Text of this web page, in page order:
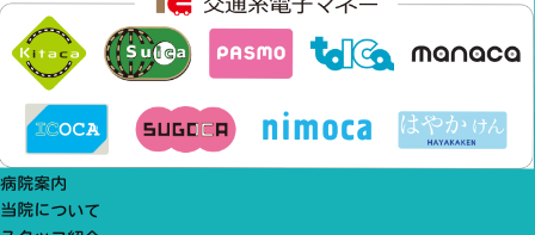
病院案内
当院について